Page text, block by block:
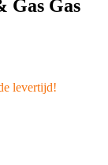
Gas Gas
levertijd!